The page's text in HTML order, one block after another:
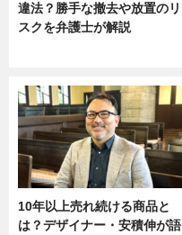
違法？勝手な撤去や放置のリ
スクを弁護士が解説
10年以上売れ続ける商品と
は？デザイナー・安積伸が語